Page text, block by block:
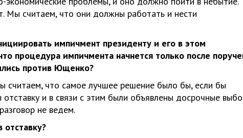
Мы считаем, что они должны работать и нести
импичмент президенту и его в этом
процедура импичмента начнется только после
против Ющенко?
что самое лучшее решение было бы, если бы
и в связи с этим были объявлены досрочные
не ведем.